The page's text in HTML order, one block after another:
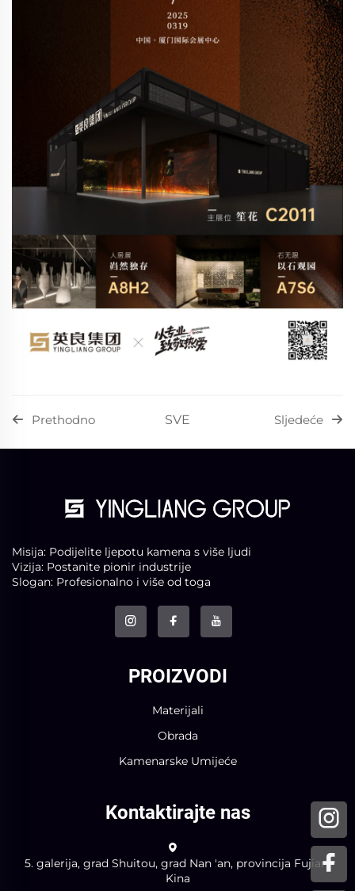
Prethodno SVE Sljedeće
Misija: Podijelite ljepotu kamena s više ljudi
Vizija: Postanite pionir industrije
Slogan: Profesionalno i više od toga
PROIZVODI
Materijali
Obrada
Kamenarske Umijeće
Kontaktirajte nas
5. galerija, grad Shuitou, grad Nan 'an, provincija Fujian,
Kina